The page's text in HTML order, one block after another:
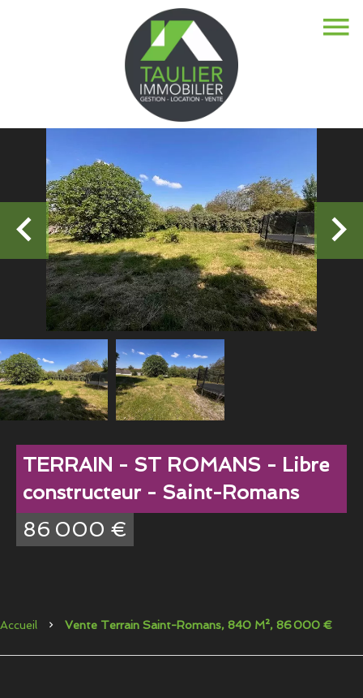
TERRAIN - ST ROMANS - Libre
constructeur - Saint-Romans
86 000 €
Accueil Vente Terrain Saint-Romans, 840 M², 86 000 €